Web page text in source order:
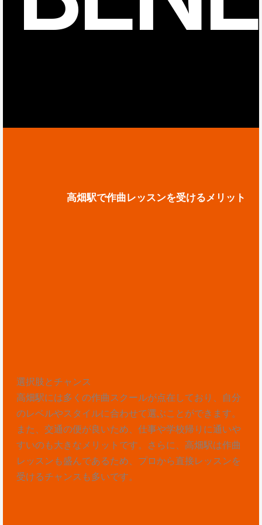
高畑駅で作曲レッスンを受けるメリット
選択肢とチャンス
高畑駅には多くの作曲スクールが点在しており、自分
のレベルやスタイルに合わせて選ぶことができます。
また、交通の便が良いため、仕事や学校帰りに通いや
すいのも大きなメリットです。さらに、高畑駅は作曲
レッスンも盛んであるため、プロから直接レッスンを
受けるチャンスも多いです。